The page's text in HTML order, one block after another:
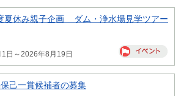
夏休み親子企画 ダム・浄水場見学ツアー
日～2026年8月19日
己一賞候補者の募集